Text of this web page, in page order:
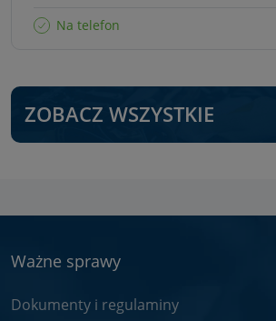
Na telefon
ZOBACZ WSZYSTKIE
Ważne sprawy
Dokumenty i regulaminy